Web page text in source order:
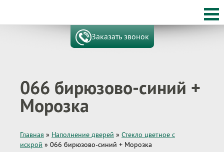
Заказать звонок
066 бирюзово-синий +
Морозка
Главная » Наполнение дверей » Стекло цветное с
искрой » 066 бирюзово-синий + Морозка